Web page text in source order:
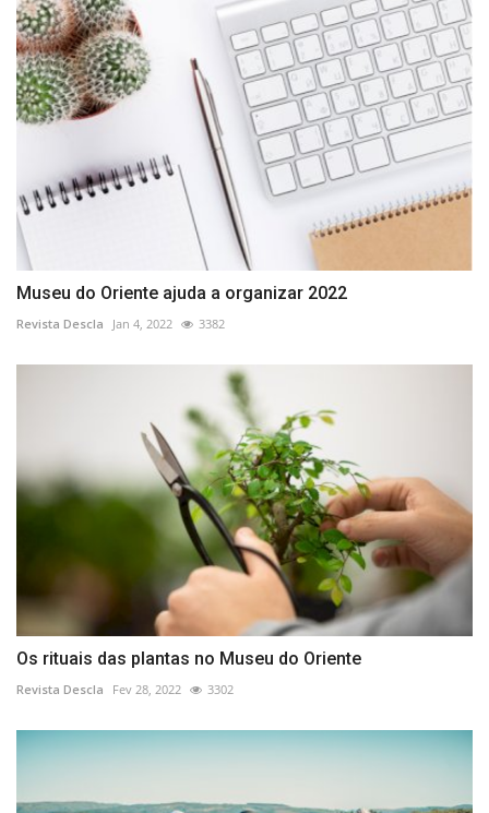
Museu do Oriente ajuda a organizar 2022
Revista Descla Jan 4, 2022 3382
Os rituais das plantas no Museu do Oriente
Revista Descla Fev 28, 2022 3302